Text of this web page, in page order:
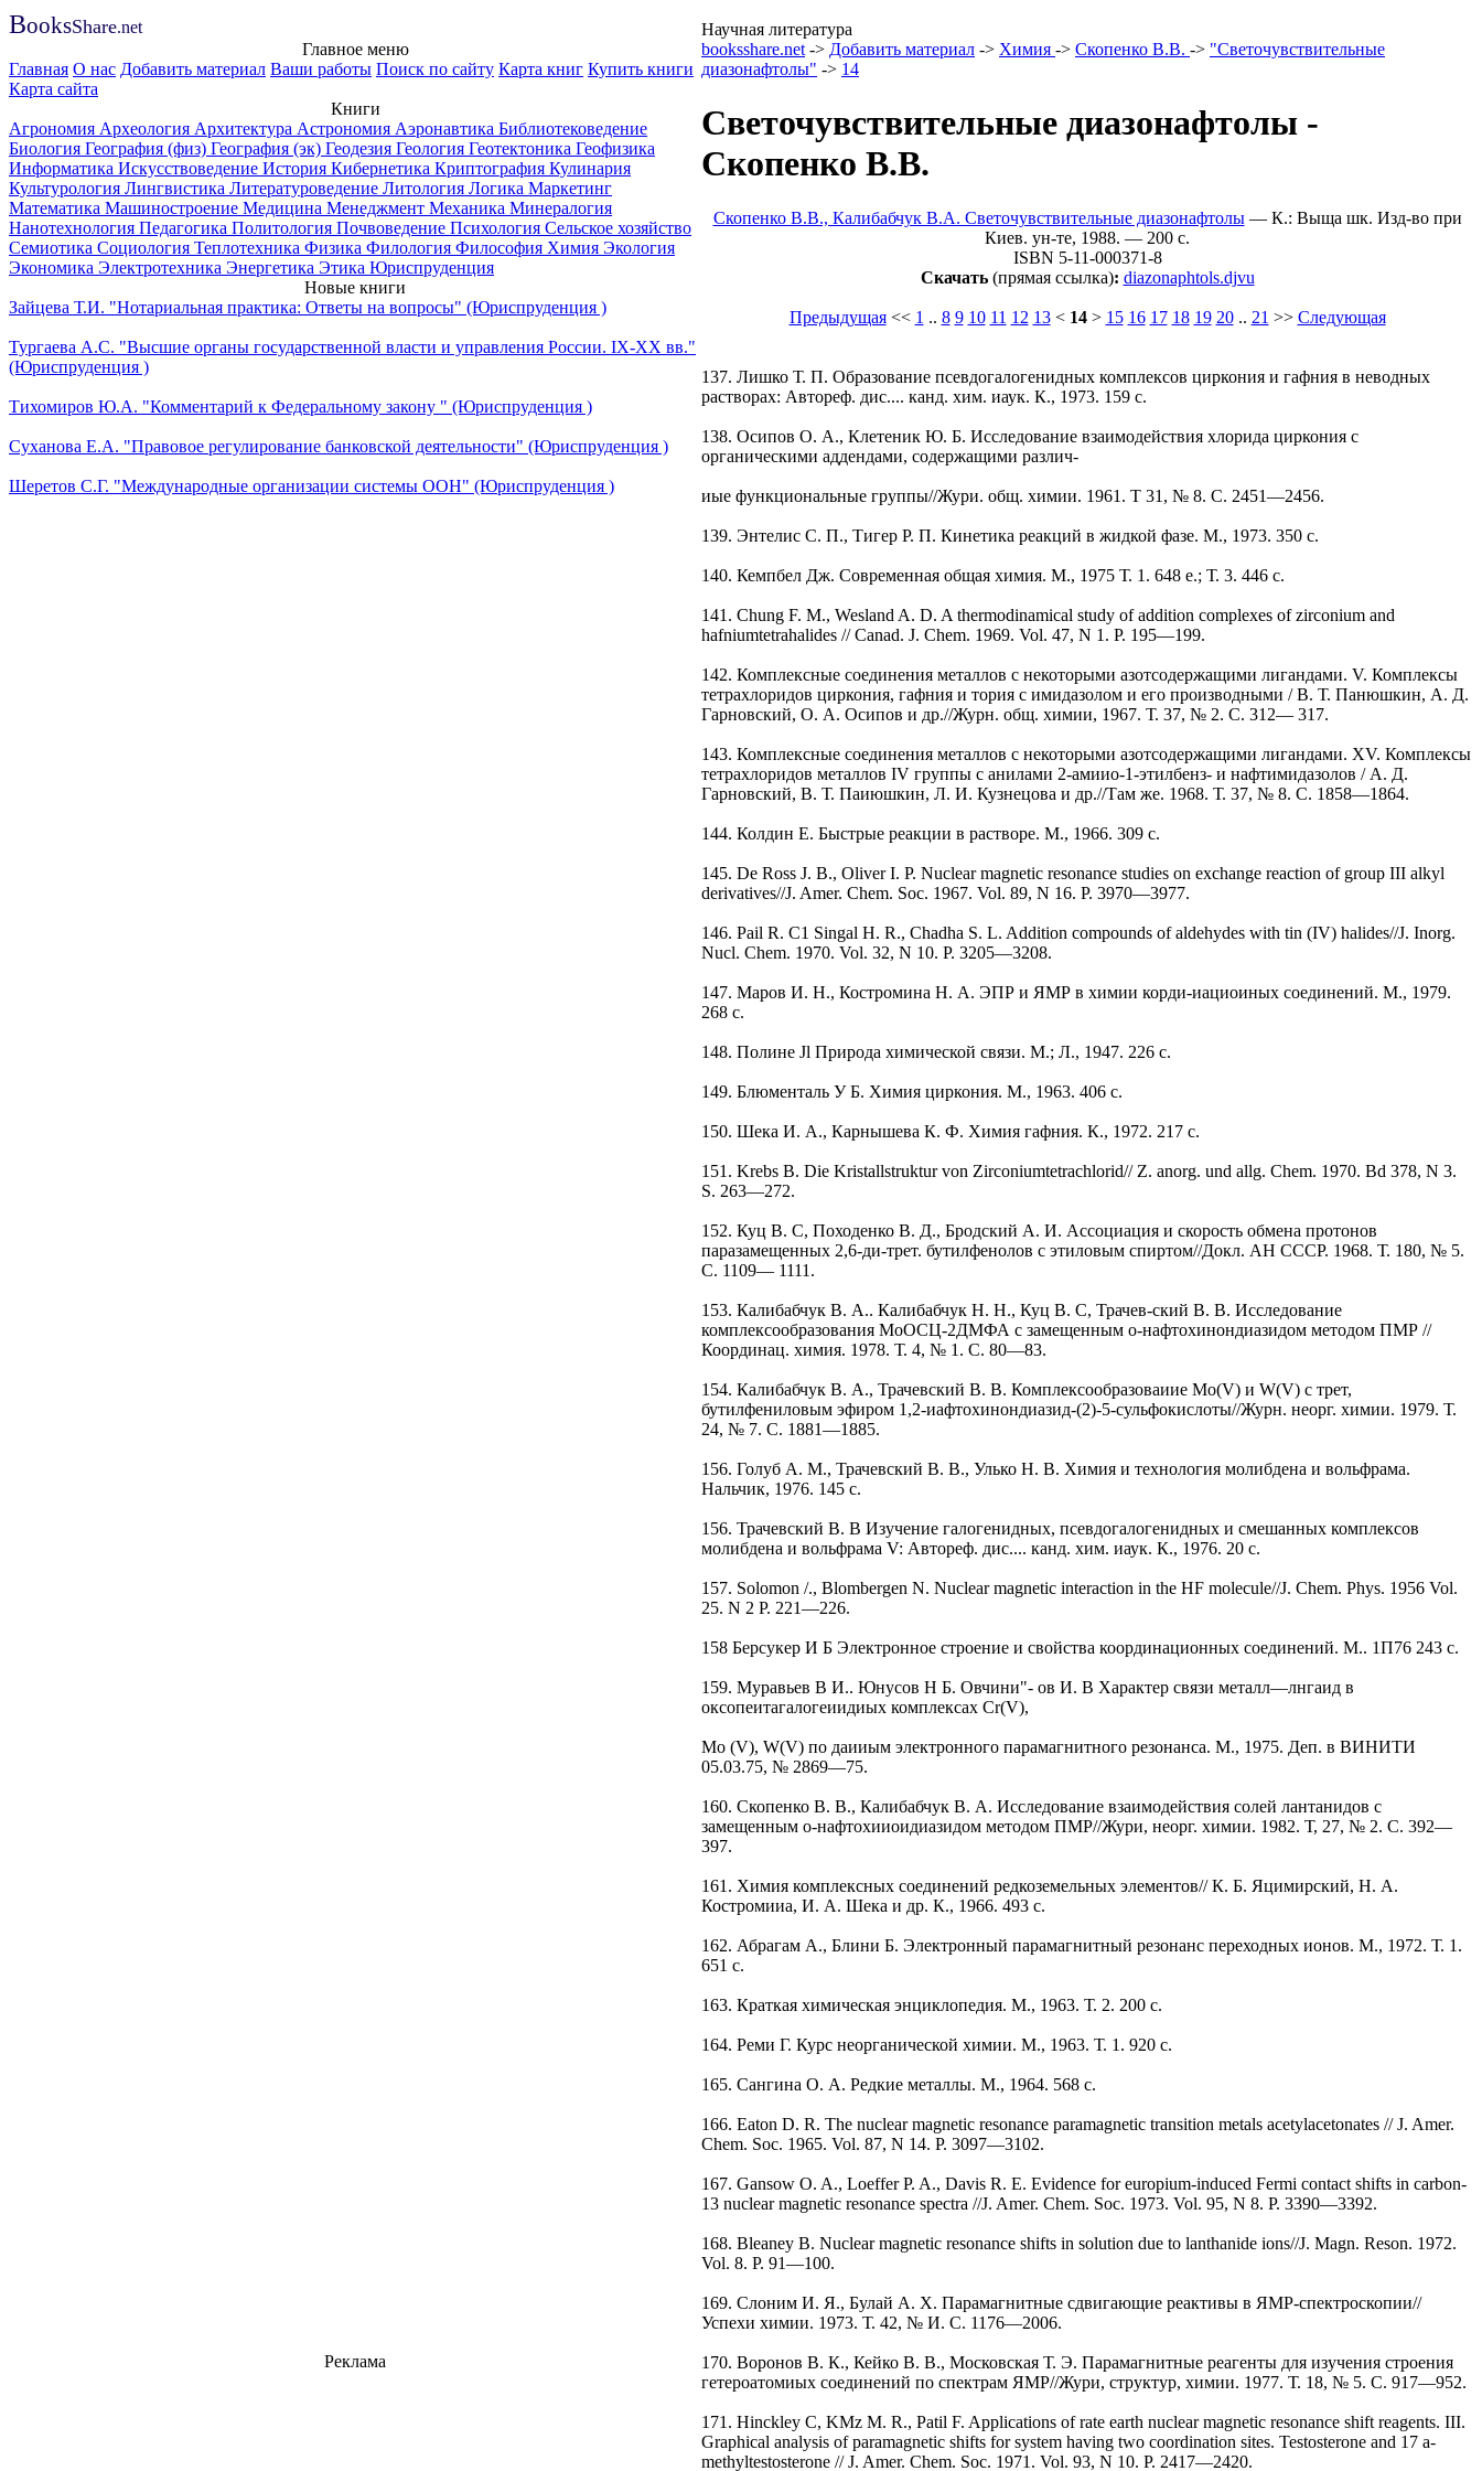
BooksShare.net
Научная литература
Главное меню
Главная О нас Добавить материал Ваши работы Поиск по сайту Карта книг Купить книги
Карта сайта
Книги
Агрономия Археология Архитектура Астрономия Аэронавтика Библиотековедение
Биология География (физ) География (эк) Геодезия Геология Геотектоника Геофизика
Информатика Искусствоведение История Кибернетика Криптография Кулинария
Культурология Лингвистика Литературоведение Литология Логика Маркетинг
Математика Машиностроение Медицина Менеджмент Механика Минералогия
Нанотехнология Педагогика Политология Почвоведение Психология Сельское хозяйство
Семиотика Социология Теплотехника Физика Филология Философия Химия Экология
Экономика Электротехника Энергетика Этика Юриспруденция
Новые книги
Зайцева Т.И. "Нотариальная практика: Ответы на вопросы" (Юриспруденция )
Тургаева А.С. "Высшие органы государственной власти и управления России. IХ-ХХ вв."
(Юриспруденция )
Тихомиров Ю.А. "Комментарий к Федеральному закону " (Юриспруденция )
Суханова Е.А. "Правовое регулирование банковской деятельности" (Юриспруденция )
Шеретов С.Г. "Международные организации системы ООН" (Юриспруденция )
booksshare.net -> Добавить материал -> Химия -> Скопенко В.В. -> "Светочувствительные
диазонафтолы" -> 14
Светочувствительные диазонафтолы -
Скопенко В.В.
Скопенко В.В., Калибабчук В.А. Светочувствительные диазонафтолы— К.: Выща шк. Изд-во при
Киев. ун-те, 1988. — 200 c.
ISBN 5-11-000371-8
Скачать(прямая ссылка): diazonaphtols.djvu
Предыдущая<< 1 .. 8 9 10 11 12 13< 14> 15 16 17 18 19 20.. 21 >> Следующая
137. Лишко Т. П. Образование псевдогалогенидных комплексов циркония и гафния в неводных
растворах: Автореф. дис.... канд. хим. иаук. К., 1973. 159 с.
138. Осипов О. А., Клетеник Ю. Б. Исследование взаимодействия хлорида циркония с
органическими аддендами, содержащими различ-
иые функциональные группы//Жури. общ. химии. 1961. T 31, № 8. С. 2451—2456.
139. Энтелис С. П., Тигер Р. П. Кинетика реакций в жидкой фазе. M., 1973. 350 с.
140. Кемпбел Дж. Современная общая химия. M., 1975 Т. 1. 648 е.; Т. 3. 446 с.
141. Chung F. M., Wesland A. D. A thermodinamical study of addition complexes of zirconium and
hafniumtetrahalides // Canad. J. Chem. 1969. Vol. 47, N 1. P. 195—199.
142. Комплексные соединения металлов с некоторыми азотсодержащими лигандами. V. Комплексы
тетрахлоридов циркония, гафния и тория с имидазолом и его производными / В. Т. Панюшкин, А. Д.
Гарновский, О. А. Осипов и др.//Журн. общ. химии, 1967. Т. 37, № 2. С. 312— 317.
143. Комплексные соединения металлов с некоторыми азотсодержащими лигандами. XV. Комплексы
тетрахлоридов металлов IV группы с анилами 2-амиио-1-этилбенз- и нафтимидазолов / А. Д.
Гарновский, В. Т. Паиюшкин, Л. И. Кузнецова и др.//Там же. 1968. Т. 37, № 8. С. 1858—1864.
144. Колдин Е. Быстрые реакции в растворе. M., 1966. 309 с.
145. De Ross J. В., Oliver I. P. Nuclear magnetic resonance studies on exchange reaction of group III alkyl
derivatives//J. Amer. Chem. Soc. 1967. Vol. 89, N 16. P. 3970—3977.
146. Pail R. C1 Singal H. R., Chadha S. L. Addition compounds of aldehydes with tin (IV) halides//J. Inorg.
Nucl. Chem. 1970. Vol. 32, N 10. P. 3205—3208.
147. Маров И. H., Костромина H. А. ЭПР и ЯМР в химии корди-иациоиных соединений. M., 1979.
268 с.
148. Полине Jl Природа химической связи. M.; Л., 1947. 226 с.
149. Блюменталь У Б. Химия циркония. M., 1963. 406 с.
150. Шека И. А., Карнышева К. Ф. Химия гафния. К., 1972. 217 с.
151. Krebs В. Die Kristallstruktur von Zirconiumtetrachlorid// Z. anorg. und allg. Chem. 1970. Bd 378, N 3.
S. 263—272.
152. Куц В. С, Походенко В. Д., Бродский А. И. Ассоциация и скорость обмена протонов
паразамещенных 2,6-ди-трет. бутилфенолов с этиловым спиртом//Докл. АН СССР. 1968. Т. 180, № 5.
С. 1109— 1111.
153. Калибабчук В. А.. Калибабчук Н. H., Куц В. С, Трачев-ский В. В. Исследование
комплексообразования МоОСЦ-2ДМФА с замещенным о-нафтохинондиазидом методом ПМР //
Координац. химия. 1978. Т. 4, № 1. С. 80—83.
154. Калибабчук В. А., Трачевский В. В. Комплексообразоваиие Mo(V) и W(V) с трет,
бутилфениловым эфиром 1,2-иафтохинондиазид-(2)-5-сульфокислоты//Журн. неорг. химии. 1979. Т.
24, № 7. С. 1881—1885.
156. Голуб A. M., Трачевский В. В., Улько Н. В. Химия и технология молибдена и вольфрама.
Нальчик, 1976. 145 с.
156. Трачевский В. В Изучение галогенидных, псевдогалогенидных и смешанных комплексов
молибдена и вольфрама V: Автореф. дис.... канд. хим. иаук. К., 1976. 20 с.
157. Solomon /., Blombergen N. Nuclear magnetic interaction in the HF molecule//J. Chem. Phys. 1956 Vol.
25. N 2 P. 221—226.
158 Берсукер И Б Электронное строение и свойства координационных соединений. M.. 1П76 243 с.
159. Муравьев В И.. Юнусов H Б. Овчини"- ов И. В Характер связи металл—лнгаид в
оксопеитагалогеиидиых комплексах Cr(V),
Mo (V), W(V) по даииым электронного парамагнитного резонанса. M., 1975. Деп. в ВИНИТИ
05.03.75, № 2869—75.
160. Скопенко В. В., Калибабчук В. А. Исследование взаимодействия солей лантанидов с
замещенным о-нафтохииоидиазидом методом ПМР//Жури, неорг. химии. 1982. Т, 27, № 2. С. 392—
397.
161. Химия комплексных соединений редкоземельных элементов// К. Б. Яцимирский, Н. А.
Костромииа, И. А. Шека и др. К., 1966. 493 с.
162. Абрагам А., Блини Б. Электронный парамагнитный резонанс переходных ионов. M., 1972. Т. 1.
651 с.
163. Краткая химическая энциклопедия. M., 1963. Т. 2. 200 с.
164. Реми Г. Курс неорганической химии. M., 1963. Т. 1. 920 с.
165. Сангина О. А. Редкие металлы. M., 1964. 568 с.
166. Eaton D. R. The nuclear magnetic resonance paramagnetic transition metals acetylacetonates // J. Amer.
Chem. Soc. 1965. Vol. 87, N 14. P. 3097—3102.
167. Gansow O. A., Loeffer P. A., Davis R. E. Evidence for europium-induced Fermi contact shifts in carbon-
13 nuclear magnetic resonance spectra //J. Amer. Chem. Soc. 1973. Vol. 95, N 8. P. 3390—3392.
168. Bleaney B. Nuclear magnetic resonance shifts in solution due to lanthanide ions//J. Magn. Reson. 1972.
Vol. 8. P. 91—100.
169. Слоним И. Я., Булай А. X. Парамагнитные сдвигающие реактивы в ЯМР-спектроскопии//
Успехи химии. 1973. Т. 42, № И. С. 1176—2006.
170. Воронов В. К., Кейко В. В., Московская Т. Э. Парамагнитные реагенты для изучения строения
гетероатомиых соединений по спектрам ЯМР//Жури, структур, химии. 1977. Т. 18, № 5. С. 917—952.
171. Hinckley С, KMz М. R., Patil F. Applications of rate earth nuclear magnetic resonance shift reagents. III.
Graphical analysis of paramagnetic shifts for system having two coordination sites. Testosterone and 17 a-
methyltestosterone // J. Amer. Chem. Soc. 1971. Vol. 93, N 10. P. 2417—2420.
Реклама